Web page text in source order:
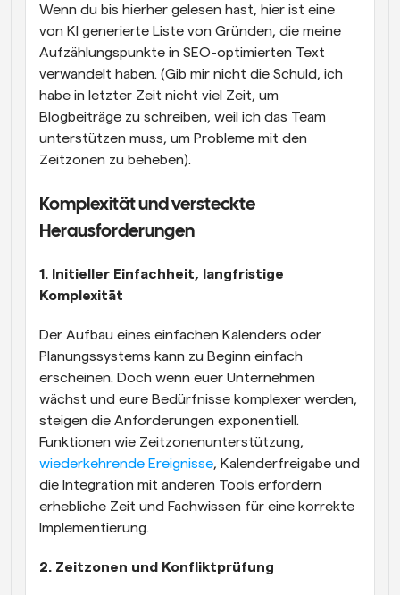
Wenn du bis hierher gelesen hast, hier ist eine
von KI generierte Liste von Gründen, die meine
Aufzählungspunkte in SEO-optimierten Text
verwandelt haben. (Gib mir nicht die Schuld, ich
habe in letzter Zeit nicht viel Zeit, um
Blogbeiträge zu schreiben, weil ich das Team
unterstützen muss, um Probleme mit den
Zeitzonen zu beheben).
Komplexität und versteckte
Herausforderungen
1. Initieller Einfachheit, langfristige
Komplexität
Der Aufbau eines einfachen Kalenders oder
Planungssystems kann zu Beginn einfach
erscheinen. Doch wenn euer Unternehmen
wächst und eure Bedürfnisse komplexer werden,
steigen die Anforderungen exponentiell.
wiederkehrende Ereignisse, Kalenderfreigabe und
die Integration mit anderen Tools erfordern
erhebliche Zeit und Fachwissen für eine korrekte
Implementierung.
2. Zeitzonen und Konfliktprüfung